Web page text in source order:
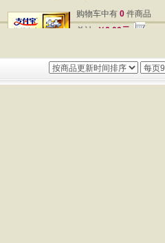
购物车中有 0 件商品
总计
￥0.00元